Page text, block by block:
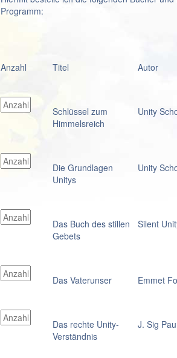
Programm:
Anzahl Titel Autor
Schlüssel zum
Himmelsreich
Unity
Die Grundlagen
Unitys
Unity
Das Buch des stillen
Gebets
Silent
Das Vaterunser Emmet
Das rechte Unity-
Verständnis
J. Sig